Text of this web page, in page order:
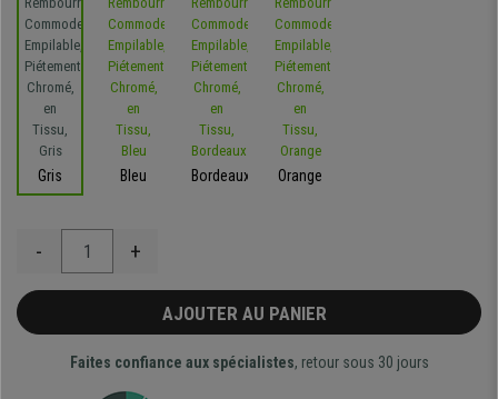
Gris Bleu Bordeaux Orange
- +
AJOUTER AU PANIER
Faites confiance aux spécialistes, retour sous 30 jours